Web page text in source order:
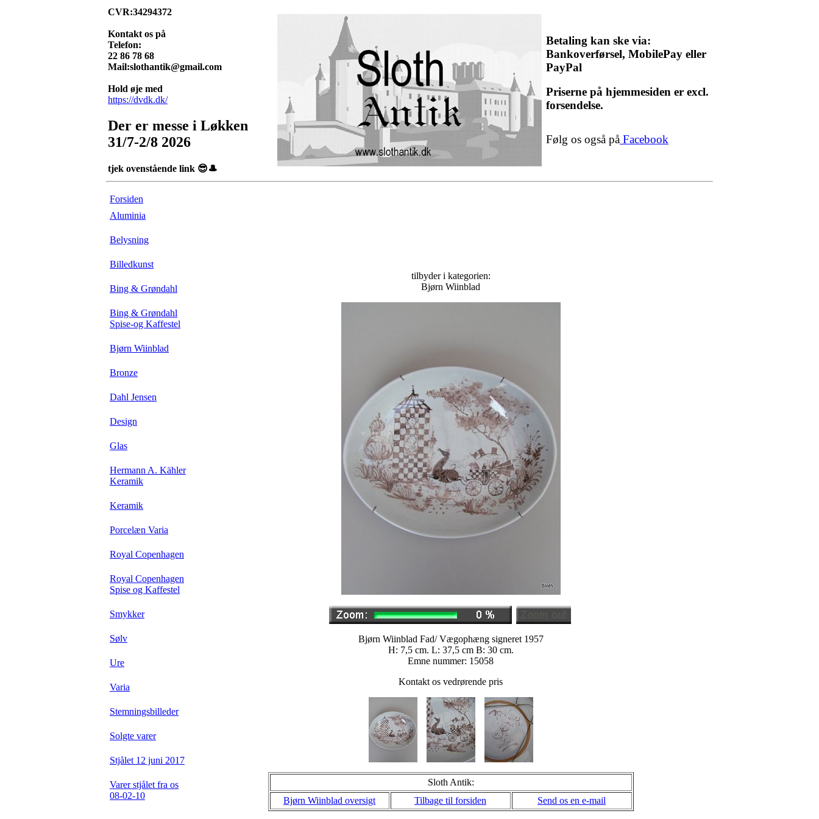
CVR:34294372
Kontakt os på
Telefon:
22 86 78 68
Mail:slothantik@gmail.com
Hold øje med
https://dvdk.dk/
Der er messe i Løkken
31/7-2/8 2026
tjek ovenstående link 😎🎩
Betaling kan ske via:
Bankoverførsel, MobilePay eller
PayPal
Priserne på hjemmesiden er excl.
forsendelse.
Følg os også på Facebook
Forsiden
Aluminia
Belysning
Billedkunst
Bing & Grøndahl
Bing & Grøndahl
Spise-og Kaffestel
Bjørn Wiinblad
Bronze
Dahl Jensen
Design
Glas
Hermann A. Kähler
Keramik
Keramik
Porcelæn Varia
Royal Copenhagen
Royal Copenhagen
Spise og Kaffestel
Smykker
Sølv
Ure
Varia
Stemningsbilleder
Solgte varer
Stjålet 12 juni 2017
Varer stjålet fra os
08-02-10
tilbyder i kategorien:
Bjørn Wiinblad
Bjørn Wiinblad Fad/ Vægophæng signeret 1957
H: 7,5 cm. L: 37,5 cm B: 30 cm.
Emne nummer: 15058
Kontakt os vedrørende pris
Sloth Antik:
Bjørn Wiinblad oversigt
Tilbage til forsiden Send os en e-mail